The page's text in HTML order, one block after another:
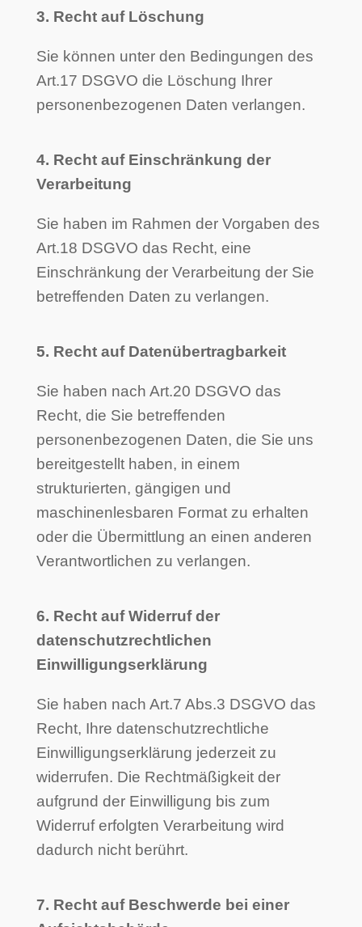
3. Recht auf Löschung
Sie können unter den Bedingungen des
Art.17 DSGVO die Löschung Ihrer
personenbezogenen Daten verlangen.
4. Recht auf Einschränkung der
Verarbeitung
Sie haben im Rahmen der Vorgaben des
Art.18 DSGVO das Recht, eine
Einschränkung der Verarbeitung der Sie
betreffenden Daten zu verlangen.
5. Recht auf Datenübertragbarkeit
Sie haben nach Art.20 DSGVO das
Recht, die Sie betreffenden
personenbezogenen Daten, die Sie uns
bereitgestellt haben, in einem
strukturierten, gängigen und
maschinenlesbaren Format zu erhalten
oder die Übermittlung an einen anderen
Verantwortlichen zu verlangen.
6. Recht auf Widerruf der
datenschutzrechtlichen
Einwilligungserklärung
Sie haben nach Art.7 Abs.3 DSGVO das
Recht, Ihre datenschutzrechtliche
Einwilligungserklärung jederzeit zu
widerrufen. Die Rechtmäßigkeit der
aufgrund der Einwilligung bis zum
Widerruf erfolgten Verarbeitung wird
dadurch nicht berührt.
7. Recht auf Beschwerde bei einer